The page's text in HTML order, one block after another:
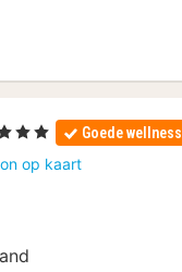
Goede wellness
op kaart